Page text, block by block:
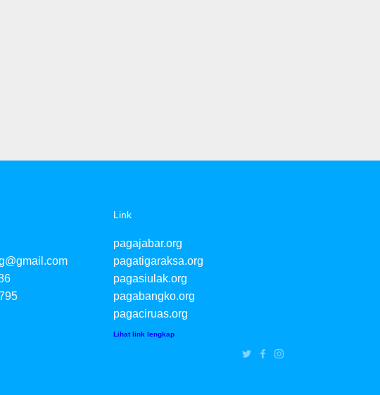
Link
pagajabar.org
pagatigaraksa.org
pagasiulak.org
pagabangko.org
pagaciruas.org
Lihat link lengkap